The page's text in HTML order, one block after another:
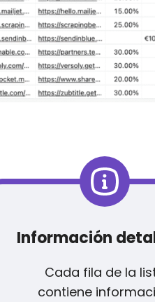
Información
Cada fila de la
contiene